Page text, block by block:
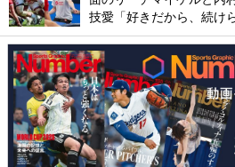
技愛「好きだから、続け